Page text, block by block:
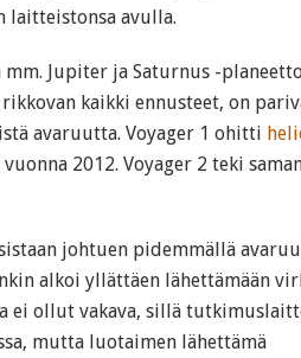
laitteistonsa avulla.
Jupiter ja Saturnus -
kaikki ennusteet, on
avaruutta. Voyager 1 ohitti
2012. Voyager 2 teki
johtuen pidemmällä
alkoi yllättäen lähettämään
ei ollut vakava, sillä
mutta luotaimen lähettämä